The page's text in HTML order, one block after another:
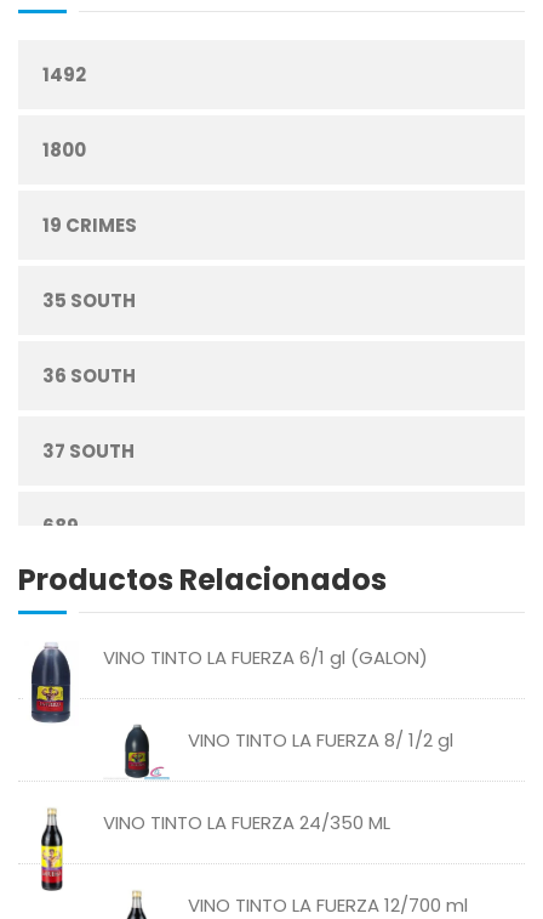
CIGARRILLOS
CONFITERÍA
CONGELADOS
CUIDADO PERSONAL
DESECHABLES
ENLATADOS
ESPECIAS
HARINAS
HIGIENE PERSONAL
LÁCTEOS
LAVANDERÍA
1492
1800
19 CRIMES
35 SOUTH
36 SOUTH
37 SOUTH
689
ABSOLUT
ACTIVAGEL
AGAVITA
Productos Relacionados
VINO TINTO LA FUERZA 6/1 gl (GALON)
VINO TINTO LA FUERZA 8/ 1/2 gl
VINO TINTO LA FUERZA 24/350 ML
VINO TINTO LA FUERZA 12/700 ml